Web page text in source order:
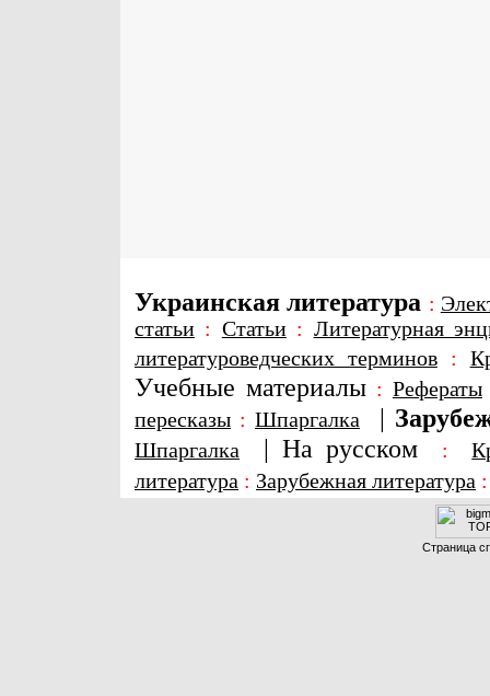
Украинская литература :
статьи : Статьи: Литературная
литературоведческих терминов:
Учебные материалы : Рефераты
пересказы : Шпаргалка |
Шпаргалка | На русском :
литература : Зарубежная литература
Страница